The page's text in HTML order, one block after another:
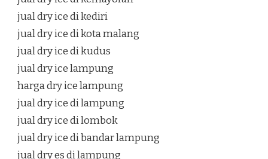
jual dry ice di kediri
jual dry ice di kota malang
jual dry ice di kudus
jual dry ice lampung
harga dry ice lampung
jual dry ice di lampung
jual dry ice di lombok
jual dry ice di bandar lampung
jual dry es di lampung